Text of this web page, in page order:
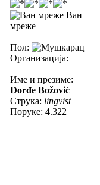
Ван
мреже
Пол:
Организација:
Име и презиме:
Đorđe Božović
Струка: lingvist
Поруке: 4.322